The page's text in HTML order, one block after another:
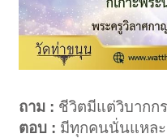
ถาม : ชีวิตมีแต่วิบากก
ตอบ : มีทุกคนนั่นแหละ